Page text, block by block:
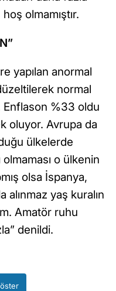
olmamıştır.
yapılan anormal
normal
Enflason %33 oldu
oluyor. Avrupa da
ülkelerde
olmaması o ülkenin
olsa İspanya,
alınmaz yaş kuralın
Amatör ruhu
denildi.